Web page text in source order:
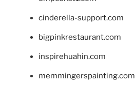
cinderella-support.com
bigpinkrestaurant.com
inspirehuahin.com
memmingerspainting.com